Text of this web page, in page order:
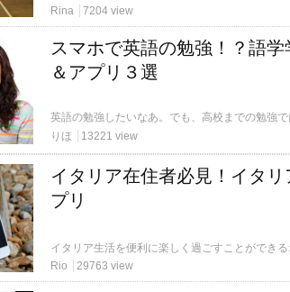
Rina
7204 view
スマホで英語の勉強！？語
＆アプリ３選
りほ
13221 view
イタリア在住者必見！イタ
プリ
イタリア生活を便利に楽しく過ごすことができ
Rio
29763 view